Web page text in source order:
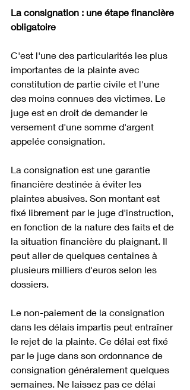
La consignation : une étape financière
obligatoire
C'est l'une des particularités les plus
importantes de la plainte avec
constitution de partie civile et l'une
des moins connues des victimes. Le
juge est en droit de demander le
versement d'une somme d'argent
appelée consignation.
La consignation est une garantie
financière destinée à éviter les
plaintes abusives. Son montant est
fixé librement par le juge d'instruction,
en fonction de la nature des faits et de
la situation financière du plaignant. Il
peut aller de quelques centaines à
plusieurs milliers d'euros selon les
dossiers.
Le non-paiement de la consignation
dans les délais impartis peut entraîner
le rejet de la plainte. Ce délai est fixé
par le juge dans son ordonnance de
consignation généralement quelques
semaines. Ne laissez pas ce délai